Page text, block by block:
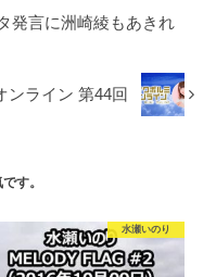
発言に洲崎綾もあきれ
ンライン 第44回
す。
水瀬いのり